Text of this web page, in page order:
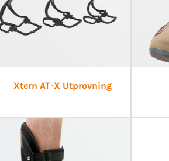
Xtern AT-X Utprovning